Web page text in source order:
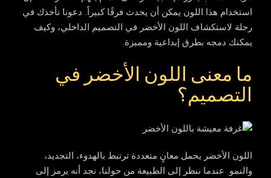
استخدام هذا اللون يمكن أن يحدث فرقًا كبيراً. دعونا نأخذك في
رحلة لاستكشاف اللون الأخضر في التصميم الداخلي، وكيف
يمكنك دمجه بطرق إبداعية ومميزة.
ما معنى اللون الأخضر في
التصميم؟
اللون الأخضر يحمل معانٍ متعددة ترتبط بالهدوء، التجديد،
والنمو. عندما ننظر إلى الطبيعة من حولنا، نجد أنه يرمز إلى